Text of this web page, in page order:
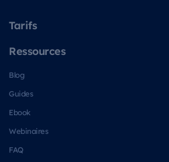
Tarifs
Ressources
Blog
Guides
Ebook
Webinaires
FAQ